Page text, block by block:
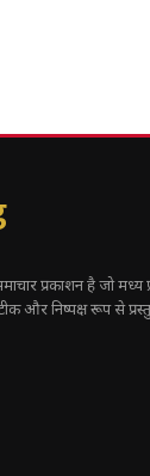
प्रकाशन है जो मध्य
और निष्पक्ष रूप से